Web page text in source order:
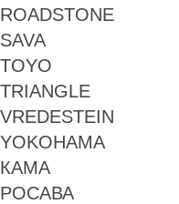
ROADSTONE
SAVA
TOYO
TRIANGLE
VREDESTEIN
YOKOHAMA
КАМА
РОСАВА